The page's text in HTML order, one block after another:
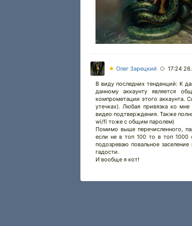
★ Олег Зарецкий ○ 17:24
В виду последних тенденций: К
данному аккаунту является
компрометации этого аккаунта.
утечках). Любая привязка ко
видео подтверждения. Также
wi/fi тоже с общим паролем)
Помимо выше перечисленного,
если не в топ 100 то в топ 1000
подозреваю повальное
гадости.
И вообще я кот!